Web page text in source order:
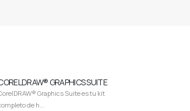
GRAPHICS SUITE
Graphics Suite es tu kit
de h...